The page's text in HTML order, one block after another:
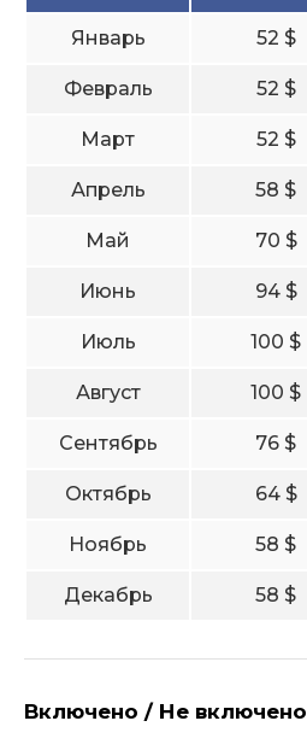
Январь 52 $
Февраль 52 $
Март 52 $
Апрель 58 $
Май 70 $
Июнь 94 $
Июль 100 $
Август 100 $
Сентябрь 76 $
Октябрь 64 $
Ноябрь 58 $
Декабрь 58 $
Включено / Не включено